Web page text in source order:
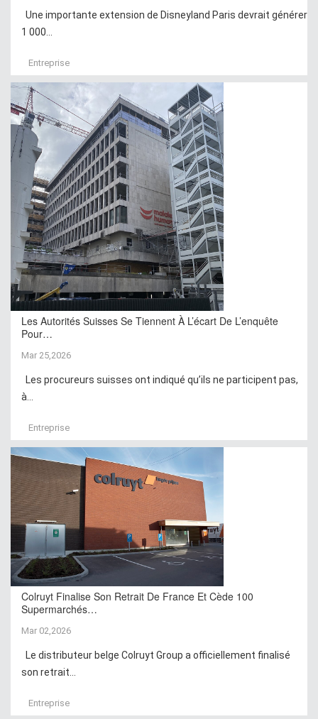
Une importante extension de Disneyland Paris devrait générer
1 000...
Entreprise
Les Autorités Suisses Se Tiennent À L’écart De L’enquête
Pour…
Mar 25,2026
Les procureurs suisses ont indiqué qu’ils ne participent pas,
à...
Entreprise
Colruyt Finalise Son Retrait De France Et Cède 100
Supermarchés…
Mar 02,2026
Le distributeur belge Colruyt Group a officiellement finalisé
son retrait...
Entreprise